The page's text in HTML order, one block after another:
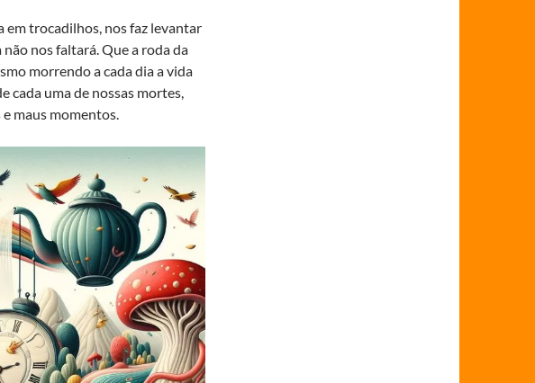
em trocadilhos, nos faz levantar
nos faltará. Que a roda da
morrendo a cada dia a vida
cada uma de nossas mortes,
maus momentos.